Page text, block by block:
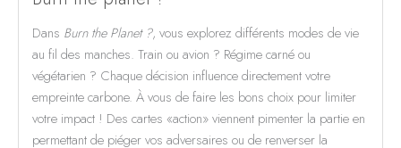
Dans Burn the Planet ?, vous explorez différents modes de vie
au fil des manches. Train ou avion ? Régime carné ou
végétarien ? Chaque décision influence directement votre
empreinte carbone. À vous de faire les bons choix pour limiter
votre impact ! Des cartes «action» viennent pimenter la partie en
permettant de piéger vos adversaires ou de renverser la